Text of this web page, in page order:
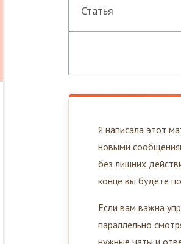
Статья
Я написала этот
новыми
без лишних
конце вы будете
Если вам важна
нужные чаты и